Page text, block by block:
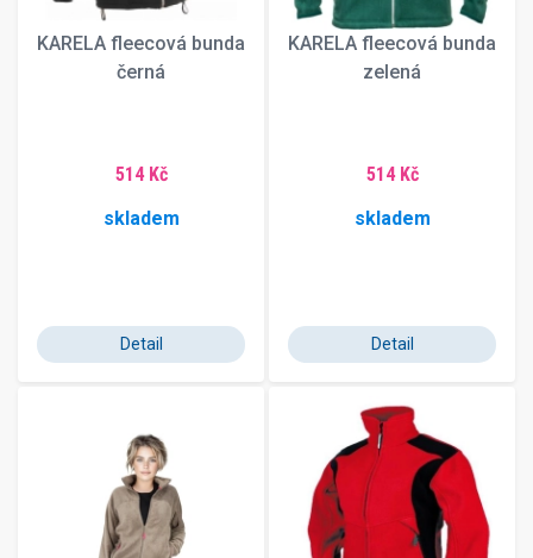
KARELA fleecová bunda
černá
514 Kč
skladem
Detail
KARELA fleecová bunda
zelená
514 Kč
skladem
Detail